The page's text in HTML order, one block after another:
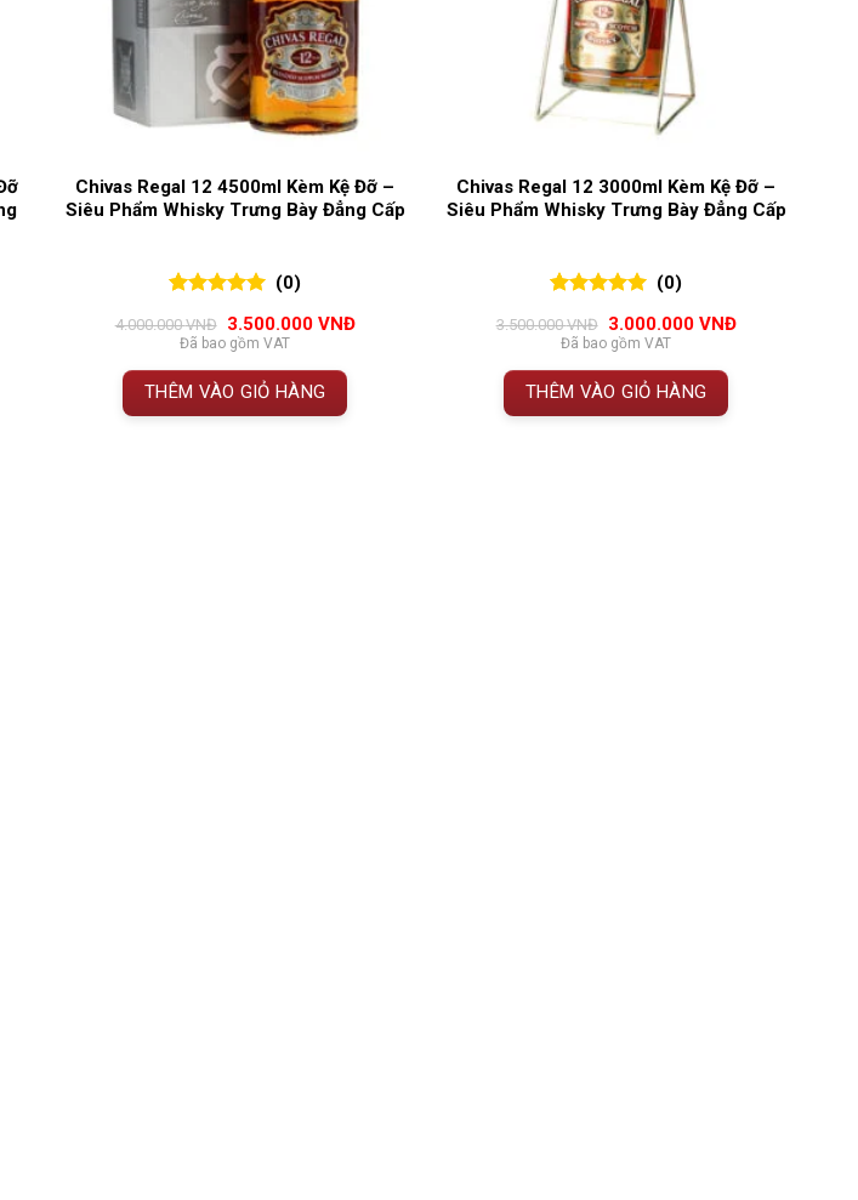
Chivas Regal 12 4500ml Kèm Kệ Đỡ –
Siêu Phẩm Whisky Trưng Bày Đẳng Cấp
đánh giá
(0)
4.000.000VNĐ
Giá
gốc
là:
4.000.000 VNĐ.
3.500.000 VNĐGiá
Đã bao gồm VAT
THÊM VÀO GIỎ HÀNG
Chivas Regal 12 3000ml Kèm Kệ Đỡ –
Siêu Phẩm Whisky Trưng Bày Đẳng Cấp
đánh giá
(0)
3.500.000VNĐ
Giá
gốc
là:
3.500.000 VNĐ.
3.000.000 VNĐGiá
Đã bao gồm VAT
THÊM VÀO GIỎ HÀNG